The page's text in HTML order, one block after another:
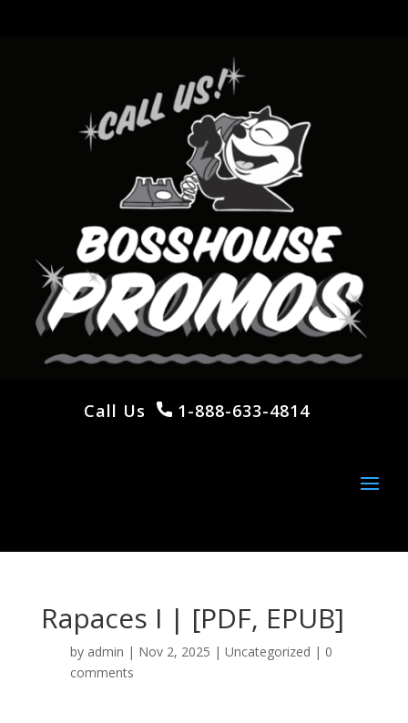
Call Us 1-888-633-4814
Rapaces I | [PDF, EPUB]
by admin | Nov 2, 2025 | Uncategorized | 0
comments